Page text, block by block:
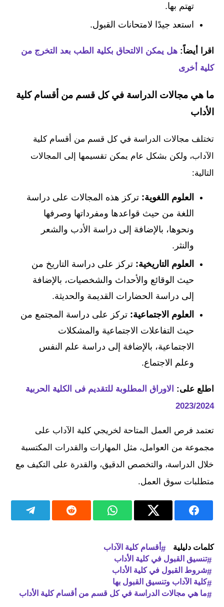
تهتم بها.
استعد جيدًا لامتحانات القبول.
اقرا أيضاً: هل يمكن الالتحاق بكلية الطب بعد التخرج من
كلية أخرى
ما هي مجالات الدراسة في كل قسم من أقسام كلية
الأداب
تختلف مجالات الدراسة في كل قسم من أقسام كلية
الآداب، ولكن بشكل عام يمكن تقسيمها إلى المجالات
التالية:
العلوم اللغوية: تركز هذه المجالات على دراسة
اللغة من حيث قواعدها ومفرداتها وصرفها
ونحوها، بالإضافة إلى دراسة الأدب والشعر
والنثر.
العلوم التاريخية: تركز على دراسة التاريخ من
حيث الوقائع والأحداث والشخصيات، بالإضافة
إلى دراسة الحضارات القديمة والحديثة.
العلوم الاجتماعية: تركز على دراسة المجتمع من
حيث التفاعلات الاجتماعية والمشكلات
الاجتماعية، بالإضافة إلى دراسة علم النفس
وعلم الاجتماع.
اطلع على:
الاوراق المطلوبة للتقديم فى الكلية الحربية
2023/2024
تعتمد فرص العمل المتاحة لخريجي كلية الآداب على
مجموعة من العوامل، مثل المهارات والقدرات المكتسبة
خلال الدراسة، والتخصص الدقيق، والقدرة على التكيف مع
متطلبات سوق العمل.
كلمات دليلية
أقسام كلية الآداب
تنسيق القبول في كلية الأداب
شروط القبول في كلية الأداب
كلية الآداب وتنسيق القبول بها
ما هي مجالات الدراسة في كل قسم من أقسام كلية الأداب